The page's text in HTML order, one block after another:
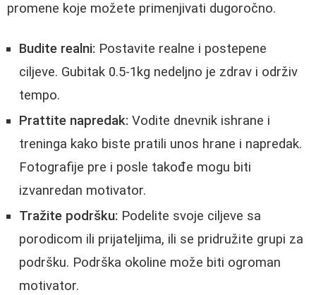
promene koje možete primenjivati dugoročno.
Budite realni: Postavite realne i postepene
ciljeve. Gubitak 0.5-1kg nedeljno je zdrav i održiv
tempo.
Prattite napredak: Vodite dnevnik ishrane i
treninga kako biste pratili unos hrane i napredak.
Fotografije pre i posle takođe mogu biti
izvanredan motivator.
Tražite podršku: Podelite svoje ciljeve sa
porodicom ili prijateljima, ili se pridružite grupi za
podršku. Podrška okoline može biti ogroman
motivator.